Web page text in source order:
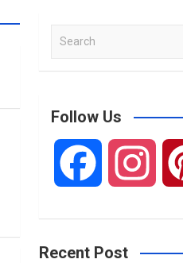
a
c
Follow Us
c s
Recent Post